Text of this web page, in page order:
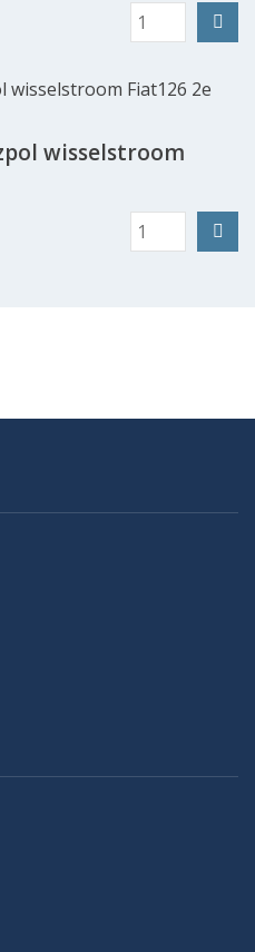
wisselstroom